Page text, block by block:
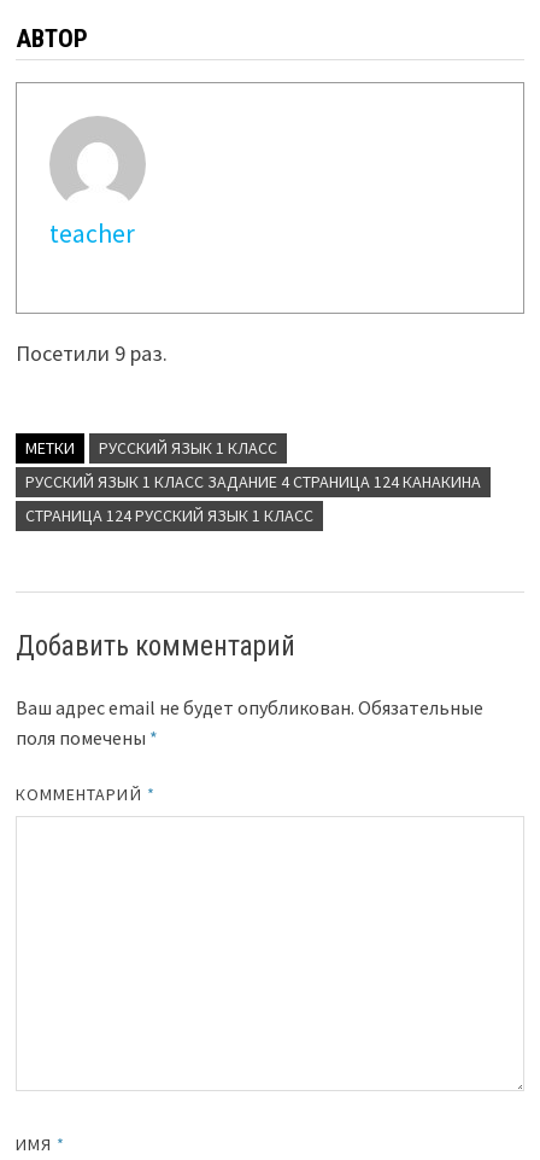
АВТОР
teacher
Посетили 9 раз.
МЕТКИ
РУССКИЙ ЯЗЫК 1 КЛАСС
РУССКИЙ ЯЗЫК 1 КЛАСС ЗАДАНИЕ 4 СТРАНИЦА 124 КАНАКИНА
СТРАНИЦА 124 РУССКИЙ ЯЗЫК 1 КЛАСС
Добавить комментарий
Ваш адрес email не будет опубликован. Обязательные
поля помечены *
КОММЕНТАРИЙ *
ИМЯ *